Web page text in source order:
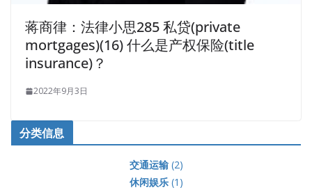
蒋商律：法律小思285 私贷(private
mortgages)(16) 什么是产权保险(title
insurance)？
2022年9月3日
分类信息
交通运输(2)
休闲娱乐(1)